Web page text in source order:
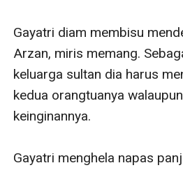
Gayatri diam membisu
Arzan, miris memang.
keluarga sultan dia harus
kedua orangtuanya
keinginannya.
Gayatri menghela napas